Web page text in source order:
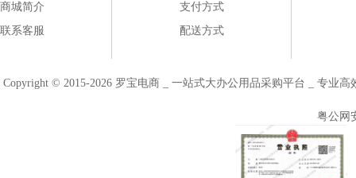
商城简介
联系客服
支付方式
配送方式
Copyright © 2015-2026 罗宝电商 _ 一站式大办公用品采购平台 _ 专业
粤公网